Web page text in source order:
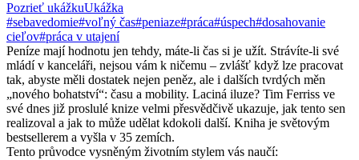
Pozrieť ukážkuUkážka
#sebavedomie#voľný čas#peniaze#práca#úspech#dosahovanie
cieľov#práca v utajení
Peníze mají hodnotu jen tehdy, máte-li čas si je užít. Strávíte-li své
mládí v kanceláři, nejsou vám k ničemu – zvlášť když lze pracovat
tak, abyste měli dostatek nejen peněz, ale i dalších tvrdých měn
„nového bohatství“: času a mobility. Laciná iluze? Tim Ferriss ve
své dnes již proslulé knize velmi přesvědčivě ukazuje, jak tento sen
realizoval a jak to může udělat kdokoli další. Kniha je světovým
bestsellerem a vyšla v 35 zemích.
Tento průvodce vysněným životním stylem vás naučí: